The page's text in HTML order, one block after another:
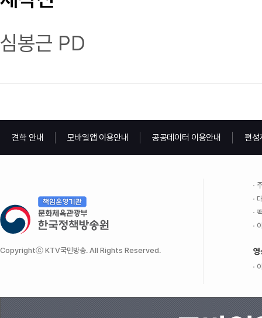
심봉근 PD
견학 안내 모바일앱 이용안내 공공데이터 이용안내 편성
Copyrightⓒ KTV국민방송. All Rights Reserved. 영